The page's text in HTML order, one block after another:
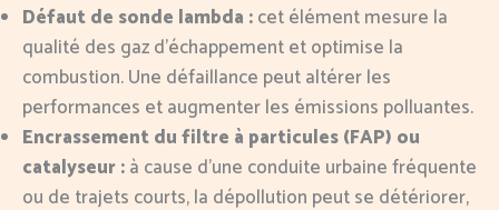
Défaut de sonde lambda :cet élément mesure la
qualité des gaz d’échappement et optimise la
combustion. Une défaillance peut altérer les
performances et augmenter les émissions polluantes.
Encrassement du filtre à particules (FAP) ou
catalyseur :à cause d’une conduite urbaine fréquente
ou de trajets courts, la dépollution peut se détériorer,